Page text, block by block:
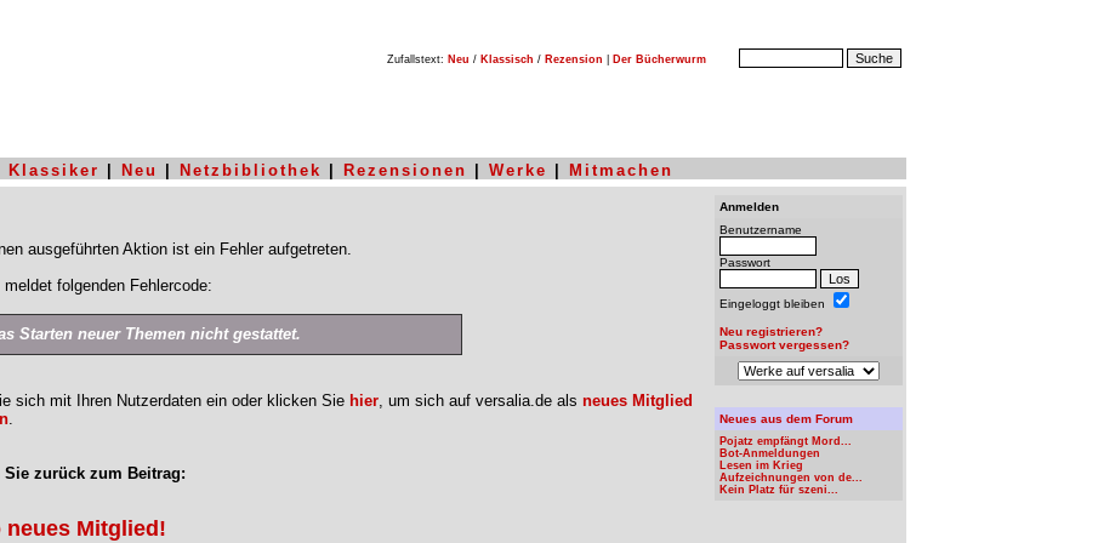
Zufallstext: Neu / Klassisch / Rezension Der Bücherwurm
Klassiker Neu Netzbibliothek Rezensionen Werke Mitmachen
ausgeführten Aktion ist ein Fehler aufgetreten.
folgenden Fehlercode:
Starten neuer Themen nicht gestattet.
sich mit Ihren Nutzerdaten ein oder klicken Sie hier, um sich auf versalia.de als neues Mitglied
.
Sie zurück zum Beitrag:
neues Mitglied!
Anmelden
Benutzername
Passwort
Eingeloggt bleiben
Neu registrieren?
Passwort vergessen?
Neues aus dem Forum
Pojatz empfängt Mord...
Bot-Anmeldungen
Lesen im Krieg
Aufzeichnungen von de...
Kein Platz für szeni...